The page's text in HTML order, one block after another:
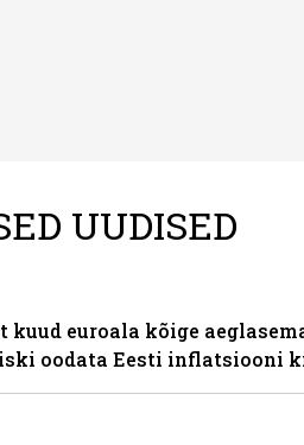
UUDISED
kuud euroala kõige
oodata Eesti inflatsiooni